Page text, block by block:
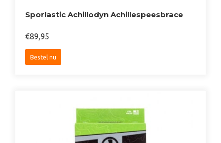
Sporlastic Achillodyn Achillespeesbrace
€89,95
Bestel nu
Dit
gekozen